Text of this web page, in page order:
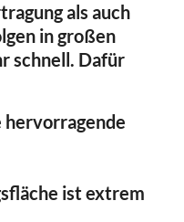
als auch
in großen
schnell. Dafür
ist extrem